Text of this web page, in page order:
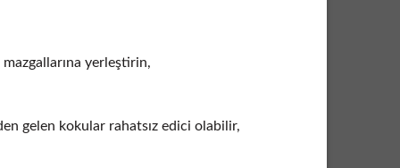
mazgallarına yerleştirin,
gelen kokular rahatsız edici olabilir,